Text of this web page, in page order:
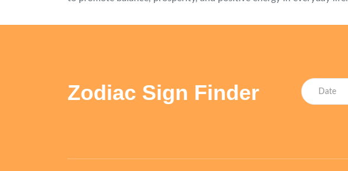
Zodiac Sign Finder Date